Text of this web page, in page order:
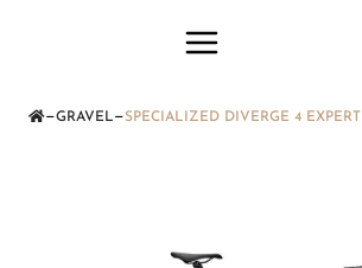
—GRAVEL—SPECIALIZED DIVERGE 4